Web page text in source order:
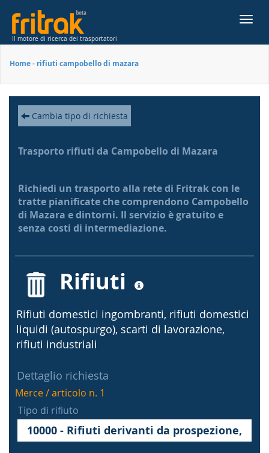
Il motore di ricerca dei trasportatori
Home- rifiuti campobello di mazara
Cambia tipo di richiesta
Trasporto rifiuti da Campobello di Mazara
Richiedi un trasporto alla rete di Fritrak con le
tratte pianificate che comprendono Campobello
di Mazara e dintorni. Il servizio è gratuito e
senza costi di intermediazione.
Rifiuti
Rifiuti domestici ingombranti, rifiuti domestici
liquidi (autospurgo), scarti di lavorazione,
rifiuti industriali
Dettaglio richiesta
Merce / articolo n. 1
Tipo di rifiuto